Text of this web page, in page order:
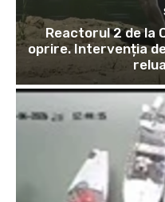
Reactorul 2 de la
oprire. Intervenția